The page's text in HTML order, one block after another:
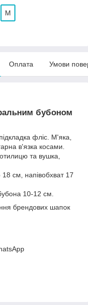
М
Оплата Умови
бубоном
фліс. М'яка,
в'язка косами.
та вушка,
см, напівобхват 17
10-12 см.
брендових шапок